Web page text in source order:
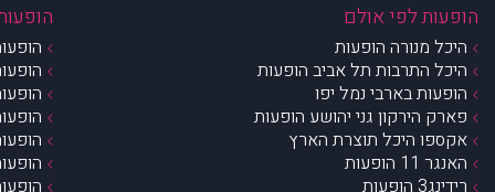
הופעות לפי אולם
היכל מנורה הופעות
היכל התרבות תל אביב הופעות
הופעות בארבי נמל יפו
פארק הירקון גני יהושע הופעות
אקספו היכל תוצרת הארץ
האנגר 11 הופעות
רידינג3 הופעות